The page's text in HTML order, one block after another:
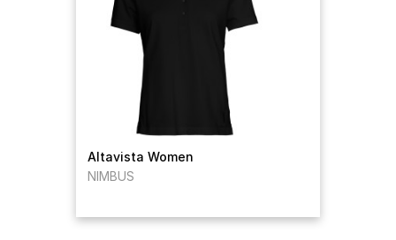
Altavista Women
NIMBUS